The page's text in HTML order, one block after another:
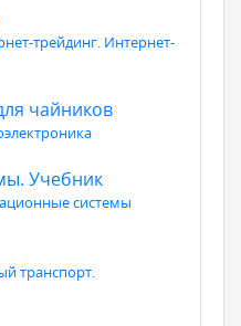
трейдинг. Интернет-
чайников
Учебник
системы
транспорт.